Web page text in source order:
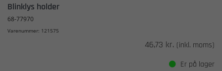
Blinklys holder
68-77970
Varenummer: 121575
46,73 kr. (inkl. moms)
Er på lager